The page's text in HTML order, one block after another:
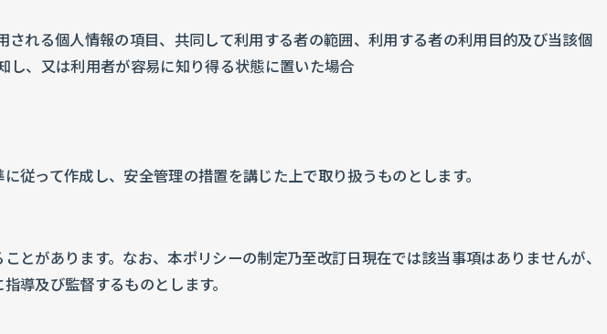
れる個人情報の項目、共同して利用する者の範囲、利用する者の利用目的及び当該個
、又は利用者が容易に知り得る状態に置いた場合
って作成し、安全管理の措置を講じた上で取り扱うものとします。
があります。なお、本ポリシーの制定乃至改訂日現在では該当事項はありませんが、
導及び監督するものとします。